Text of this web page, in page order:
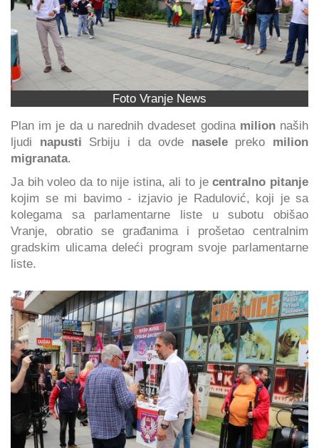
Foto Vranje News
Plan im je da u narednih dvadeset godina milion naših
ljudi napusti Srbiju i da ovde naselepreko milion
migranata.
Ja bih voleo da to nije istina, ali to jecentralno pitanje
kojim se mi bavimo - izjavio je Radulović, koji je sa
kolegama sa parlamentarne liste u subotu obišao
Vranje, obratio se građanima i prošetao centralnim
gradskim ulicama deleći program svoje parlamentarne
liste.